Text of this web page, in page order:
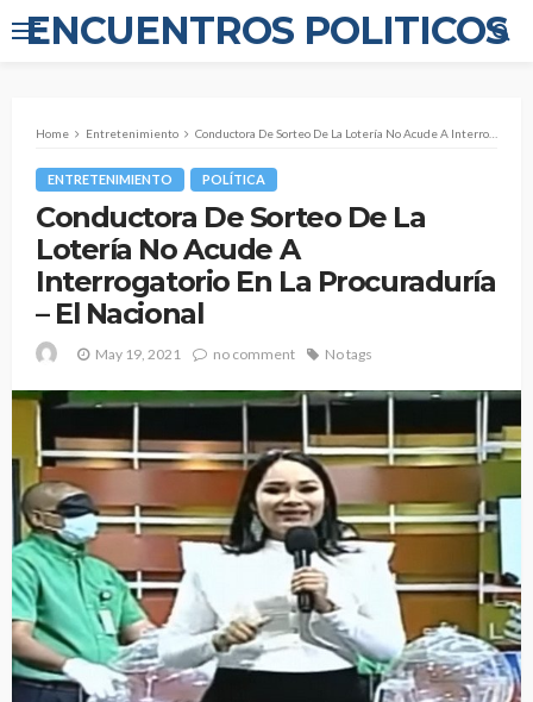
ENCUENTROS POLITICOS
Home Entretenimiento Conductora De Sorteo De La Lotería No Acude A Interrogatorio En La Procuraduría – El Nacional
ENTRETENIMIENTO POLÍTICA
Conductora De Sorteo De La
Lotería No Acude A
Interrogatorio En La Procuraduría
– El Nacional
May 19, 2021 no comment No tags